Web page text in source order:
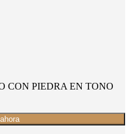
CON PIEDRA EN TONO